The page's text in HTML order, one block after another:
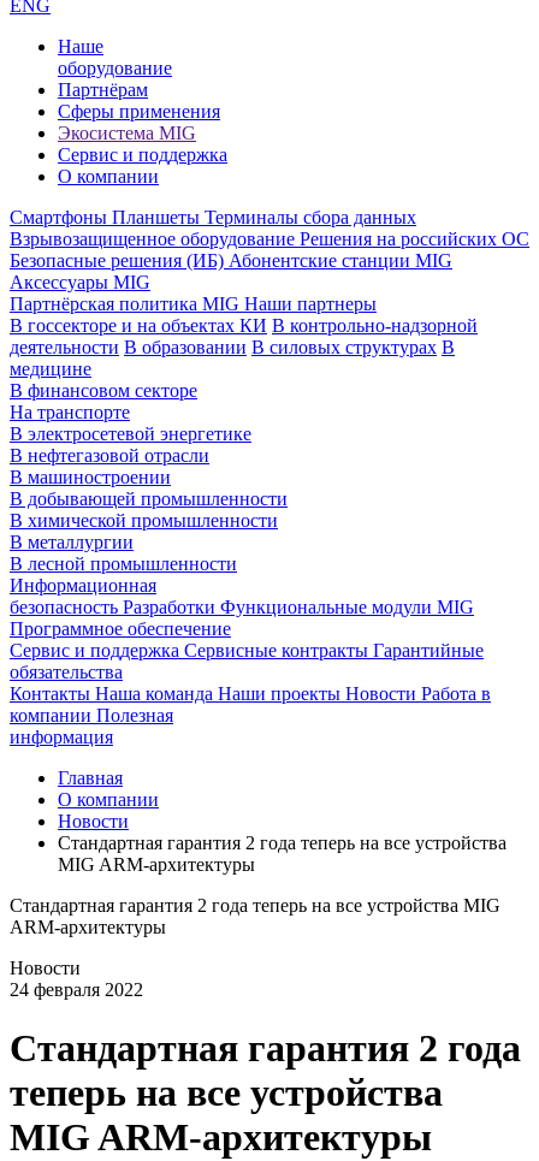
ENG
Наше
оборудование
Партнёрам
Сферы применения
Экосистема MIG
Сервис и поддержка
О компании
Смартфоны Планшеты Терминалы сбора данных
Взрывозащищенное оборудование Решения на российских ОС
Безопасные решения (ИБ) Абонентские станции MIG
Аксессуары MIG
Партнёрская политика MIG Наши партнеры
В госсекторе и на объектах КИ В контрольно-надзорной
деятельности В образовании В силовых структурах В
медицине
В финансовом секторе
На транспорте
В электросетевой энергетике
В нефтегазовой отрасли
В машиностроении
В добывающей промышленности
В химической промышленности
В металлургии
В лесной промышленности
Информационная
безопасность Разработки Функциональные модули MIG
Программное обеспечение
Сервис и поддержка Сервисные контракты Гарантийные
обязательства
Контакты Наша команда Наши проекты Новости Работа в
компании Полезная
информация
Главная
О компании
Новости
Стандартная гарантия 2 года теперь на все устройства
MIG ARM-архитектуры
Стандартная гарантия 2 года теперь на все устройства MIG
ARM-архитектуры
Новости
24 февраля 2022
Стандартная гарантия 2 года
теперь на все устройства
MIG ARM-архитектуры